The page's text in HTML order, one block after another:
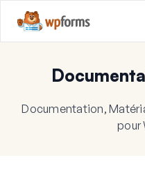
Documentation,
pour